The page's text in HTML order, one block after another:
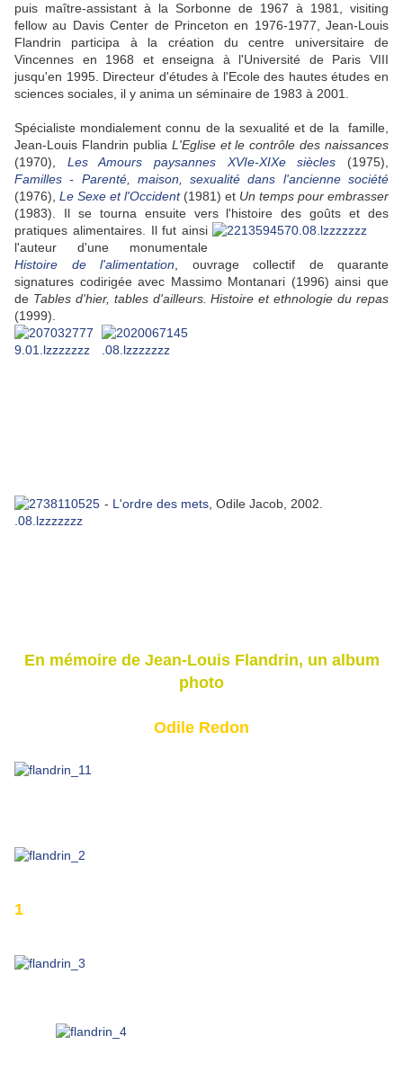
puis maître-assistant à la Sorbonne de 1967 à 1981, visiting
fellow au Davis Center de Princeton en 1976-1977, Jean-Louis
Flandrin participa à la création du centre universitaire de
Vincennes en 1968 et enseigna à l'Université de Paris VIII
jusqu'en 1995. Directeur d'études à l'Ecole des hautes études en
sciences sociales, il y anima un séminaire de 1983 à 2001.
Spécialiste mondialement connu de la sexualité et de la famille,
Jean-Louis Flandrin publia L'Eglise et le contrôle des naissances
(1970), Les Amours paysannes XVIe-XIXe siècles (1975),
Familles - Parenté, maison, sexualité dans l'ancienne société
(1976), Le Sexe et l'Occident(1981) et Un temps pour embrasser
(1983). Il se tourna ensuite vers l'histoire des goûts et des
pratiques alimentaires. Ilfut ainsi
l'auteur d'une monumentale
Histoire de l'alimentation , ouvrage collectif de quarante
signatures codirigée avec Massimo Montanari (1996) ainsi que
de Tables d'hier, tables d'ailleurs. Histoire et ethnologie du repas
(1999).
- L'ordre des mets , Odile Jacob, 2002.
En mémoire de Jean-Louis Flandrin, un album
photo
Odile Redon
1